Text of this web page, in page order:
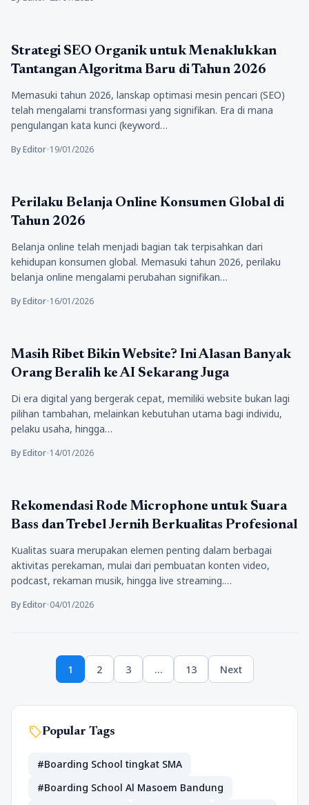
Teknologi
Strategi SEO Organik untuk Menaklukkan
Tantangan Algoritma Baru di Tahun 2026
Memasuki tahun 2026, lanskap optimasi mesin pencari (SEO)
telah mengalami transformasi yang signifikan. Era di mana
pengulangan kata kunci (keyword…
By Editor•19/01/2026
Teknologi
Perilaku Belanja Online Konsumen Global di
Tahun 2026
Belanja online telah menjadi bagian tak terpisahkan dari
kehidupan konsumen global. Memasuki tahun 2026, perilaku
belanja online mengalami perubahan signifikan…
By Editor•16/01/2026
Teknologi
Masih Ribet Bikin Website? Ini Alasan Banyak
Orang Beralih ke AI Sekarang Juga
Di era digital yang bergerak cepat, memiliki website bukan lagi
pilihan tambahan, melainkan kebutuhan utama bagi individu,
pelaku usaha, hingga…
By Editor•14/01/2026
Teknologi
Rekomendasi Rode Microphone untuk Suara
Bass dan Trebel Jernih Berkualitas Profesional
Kualitas suara merupakan elemen penting dalam berbagai
aktivitas perekaman, mulai dari pembuatan konten video,
podcast, rekaman musik, hingga live streaming.…
By Editor•04/01/2026
Page
1 Page
2 Page
3 … Page
13 Next
sellPopular Tags
#Boarding School tingkat SMA
#Boarding School Al Masoem Bandung